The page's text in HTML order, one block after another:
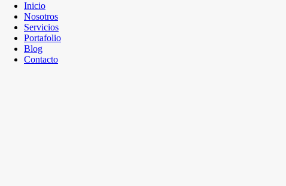
Inicio
Nosotros
Servicios
Portafolio
Blog
Contacto